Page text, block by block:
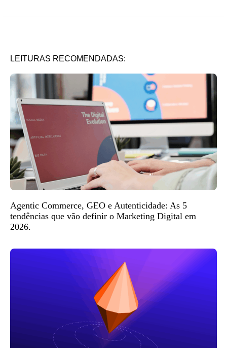
LEITURAS RECOMENDADAS:
Agentic Commerce, GEO e Autenticidade: As 5
tendências que vão definir o Marketing Digital em
2026.